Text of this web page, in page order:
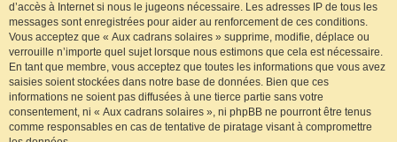
d’accès à Internet si nous le jugeons nécessaire. Les adresses IP de tous les
messages sont enregistrées pour aider au renforcement de ces conditions.
Vous acceptez que « Aux cadrans solaires » supprime, modifie, déplace ou
verrouille n’importe quel sujet lorsque nous estimons que cela est nécessaire.
En tant que membre, vous acceptez que toutes les informations que vous avez
saisies soient stockées dans notre base de données. Bien que ces
informations ne soient pas diffusées à une tierce partie sans votre
consentement, ni « Aux cadrans solaires », ni phpBB ne pourront être tenus
comme responsables en cas de tentative de piratage visant à compromettre